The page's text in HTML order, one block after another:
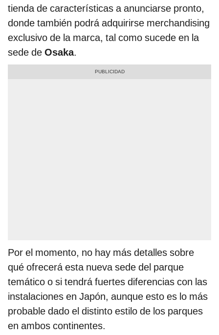
tienda de características a anunciarse pronto,
donde también podrá adquirirse merchandising
exclusivo de la marca, tal como sucede en la
sede de Osaka.
Por el momento, no hay más detalles sobre
qué ofrecerá esta nueva sede del parque
temático o si tendrá fuertes diferencias con las
instalaciones en Japón, aunque esto es lo más
probable dado el distinto estilo de los parques
en ambos continentes.